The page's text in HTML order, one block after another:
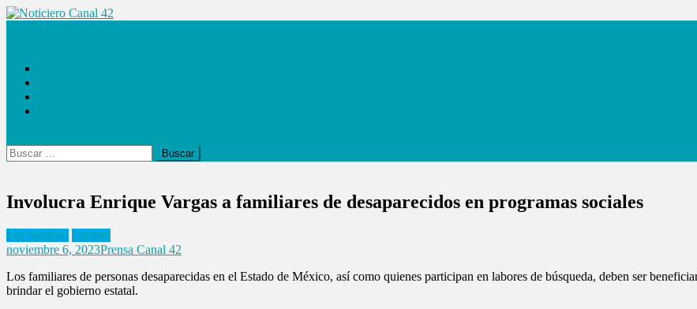
Saltar
Buscar:
Involucra Enrique Vargas a familiares de desaparecidos en programas sociales
Las Noticias Locales
noviembre 6, 2023Prensa Canal 42
Los familiares de personas desaparecidas en el Estado de México, así como quienes participan en labores de búsqueda, deben ser
brindar el gobierno estatal.